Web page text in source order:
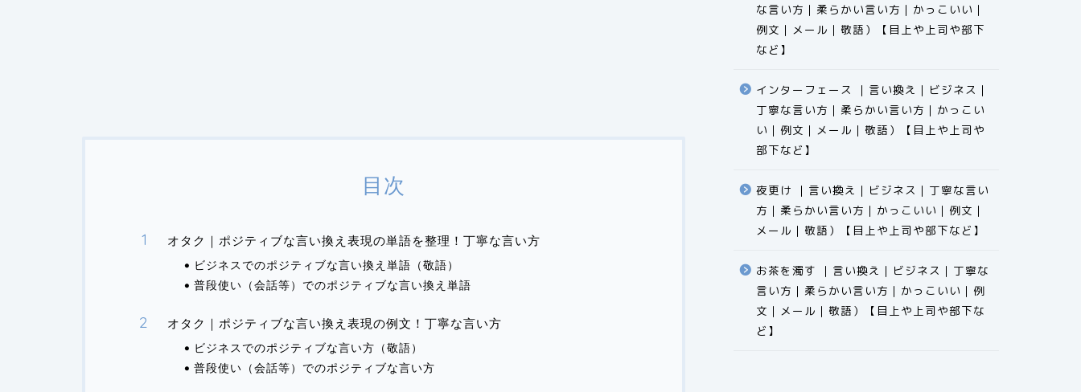
目次
オタク｜ポジティブな言い換え表現の単語を整理！丁寧な言い方
ビジネスでのポジティブな言い換え単語（敬語）
普段使い（会話等）でのポジティブな言い換え単語
オタク｜ポジティブな言い換え表現の例文！丁寧な言い方
ビジネスでのポジティブな言い方（敬語）
普段使い（会話等）でのポジティブな言い方
な言い方｜柔らかい言い方｜かっこいい｜
例文｜メール｜敬語）【目上や上司や部下
など】​​​​​​​​​​​​​​​​
インターフェース ｜言い換え｜ビジネス｜
丁寧な言い方｜柔らかい言い方｜かっこい
い｜例文｜メール｜敬語）【目上や上司や
部下など】​​​​​​​​​​​​​​​​
夜更け ｜言い換え｜ビジネス｜丁寧な言い
方｜柔らかい言い方｜かっこいい｜例文｜
メール｜敬語）【目上や上司や部下など】​​​​​​​​​​​​​​​​
お茶を濁す ｜言い換え｜ビジネス｜丁寧な
言い方｜柔らかい言い方｜かっこいい｜例
文｜メール｜敬語）【目上や上司や部下な
ど】​​​​​​​​​​​​​​​​